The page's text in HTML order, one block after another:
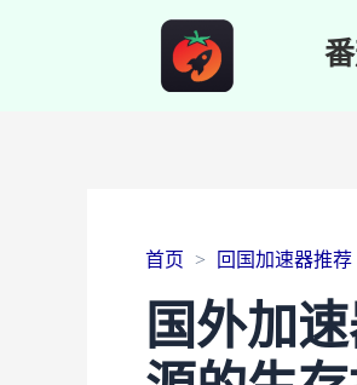
首页 回国加速器推荐
国外加